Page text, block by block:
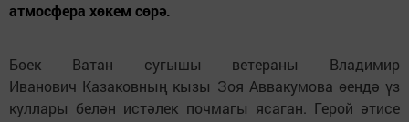
атмосфера хөкем сөрә.
Бөек Ватан сугышы ветераны Владимир
Иванович Казаковның кызы Зоя Аввакумова өендә үз
куллары белән истәлек почмагы ясаган. Герой әтисе